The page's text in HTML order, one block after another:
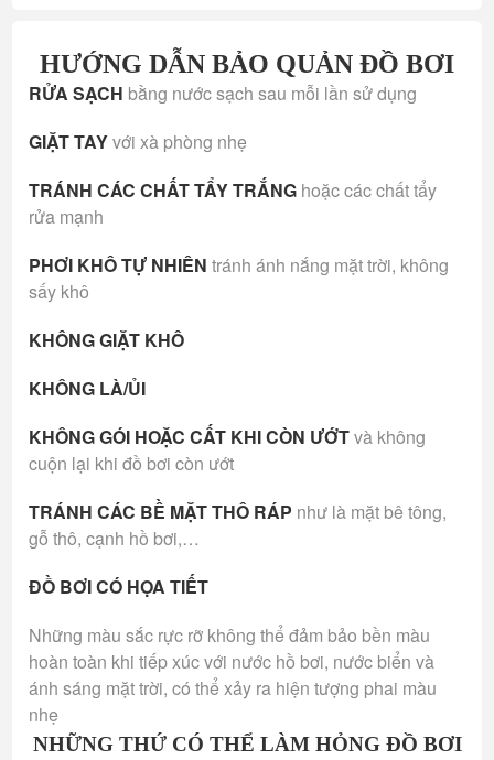
HƯỚNG DẪN BẢO QUẢN ĐỒ BƠI
RỬA SẠCH bằng nước sạch sau mỗi lần sử dụng
GIẶT TAYvới xà phòng nhẹ
TRÁNH CÁC CHẤT TẨY TRẮNG hoặc các chất tẩy
rửa mạnh
PHƠI KHÔ TỰ NHIÊN tránh ánh nắng mặt trời, không
sấy khô
KHÔNG GIẶT KHÔ
KHÔNG LÀ/ỦI
KHÔNG GÓI HOẶC CẤT KHI CÒN ƯỚTvà không
cuộn lại khi đồ bơi còn ướt
TRÁNH CÁC BỀ MẶT THÔ RÁP như là mặt bê tông,
gỗ thô, cạnh hồ bơi,…
ĐỒ BƠI CÓ HỌA TIẾT
Những màu sắc rực rỡ không thể đảm bảo bền màu
hoàn toàn khi tiếp xúc với nước hồ bơi, nước biển và
ánh sáng mặt trời, có thể xảy ra hiện tượng phai màu
nhẹ
NHỮNG THỨ CÓ THỂ LÀM HỎNG ĐỒ BƠI